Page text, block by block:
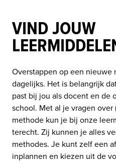
VIND JOUW
Overstappen op een
dagelijks. Het is belangrijk
past bij jou als docent en de
school. Met al je vragen over
methode kun je bij onze
terecht. Zij kunnen je alles
methodes. Je kunt zelf een
inplannen en kiezen uit de